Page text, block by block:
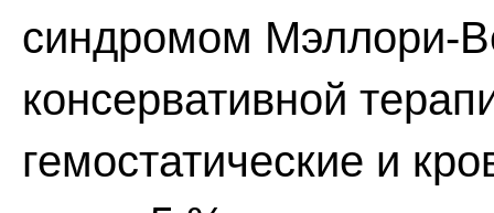
синдромом Мэллори-
консервативной
гемостатические и